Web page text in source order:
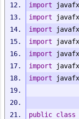
import javafx
import javafx
import javafx
import javafx
import javafx
import javafx
import javafx
public class